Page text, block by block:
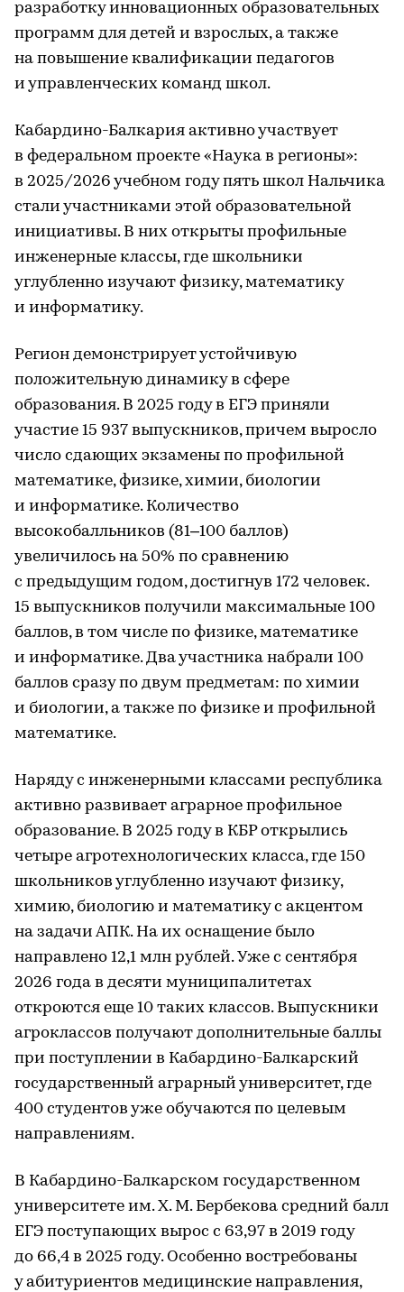
разработку инновационных образовательных
программ для детей и взрослых, а также
на повышение квалификации педагогов
и управленческих команд школ.
Кабардино-Балкария активно участвует
в федеральном проекте «Наука в регионы»:
в 2025/2026 учебном году пять школ Нальчика
стали участниками этой образовательной
инициативы. В них открыты профильные
инженерные классы, где школьники
углубленно изучают физику, математику
и информатику.
Регион демонстрирует устойчивую
положительную динамику в сфере
образования. В 2025 году в ЕГЭ приняли
участие 15 937 выпускников, причем выросло
число сдающих экзамены по профильной
математике, физике, химии, биологии
и информатике. Количество
высокобалльников (81–100 баллов)
увеличилось на 50% по сравнению
с предыдущим годом, достигнув 172 человек.
15 выпускников получили максимальные 100
баллов, в том числе по физике, математике
и информатике. Два участника набрали 100
баллов сразу по двум предметам: по химии
и биологии, а также по физике и профильной
математике.
Наряду с инженерными классами республика
активно развивает аграрное профильное
образование. В 2025 году в КБР открылись
четыре агротехнологических класса, где 150
школьников углубленно изучают физику,
химию, биологию и математику с акцентом
на задачи АПК. На их оснащение было
направлено 12,1 млн рублей. Уже с сентября
2026 года в десяти муниципалитетах
откроются еще 10 таких классов. Выпускники
агроклассов получают дополнительные баллы
при поступлении в Кабардино-Балкарский
государственный аграрный университет, где
400 студентов уже обучаются по целевым
направлениям.
В Кабардино-Балкарском государственном
университете им. Х. М. Бербекова средний балл
ЕГЭ поступающих вырос с 63,97 в 2019 году
до 66,4 в 2025 году. Особенно востребованы
у абитуриентов медицинские направления,